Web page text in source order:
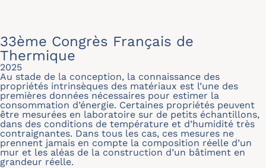
33ème Congrès Français de
Thermique
2025
Au stade de la conception, la connaissance des
propriétés intrinsèques des matériaux est l’une des
premières données nécessaires pour estimer la
consommation d’énergie. Certaines propriétés peuvent
être mesurées en laboratoire sur de petits échantillons,
dans des conditions de température et d’humidité très
contraignantes. Dans tous les cas, ces mesures ne
prennent jamais en compte la composition réelle d’un
mur et les aléas de la construction d’un bâtiment en
grandeur réelle.